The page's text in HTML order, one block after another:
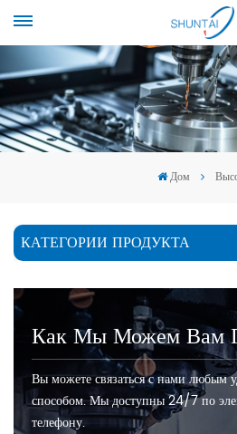
Дом
КАТЕГОРИИ ПРОДУКТА
Как Мы Можем Вам
Вы можете связаться с нами любым
способом. Мы доступны 24/7 по
телефону.